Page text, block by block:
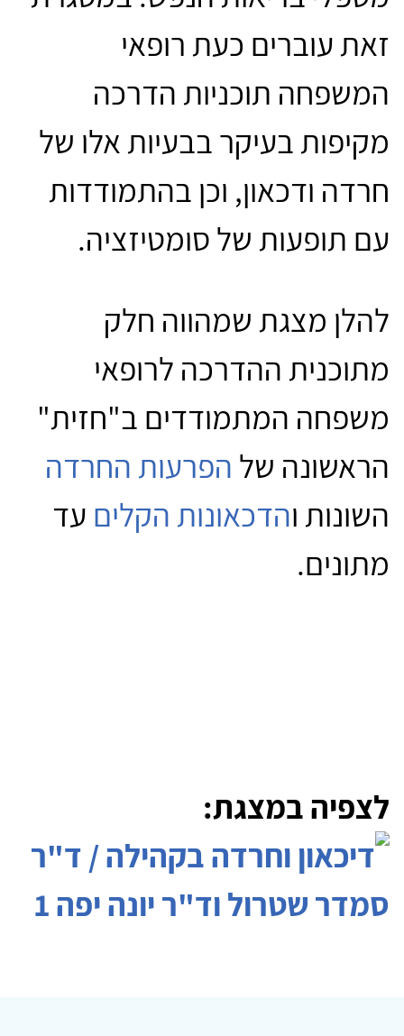
זאת עוברים כעת רופאי
המשפחה תוכניות הדרכה
מקיפות בעיקר בבעיות אלו של
חרדה ודכאון, וכן בהתמודדות
עם תופעות של סומטיזציה.
להלן מצגת שמהווה חלק
מתוכנית ההדרכה לרופאי
משפחה המתמודדים ב"חזית"
הראשונה של הפרעות החרדה
השונות והדכאונות הקלים עד
מתונים.
לצפיה במצגת: